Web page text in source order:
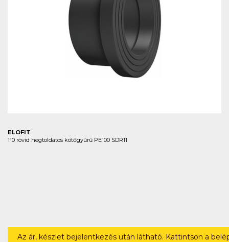
ELOFIT
110 rövid hegtoldatos kötőgyűrű PE100 SDR11
Az ár, készlet bejelentkezés után látható. Kattintson a